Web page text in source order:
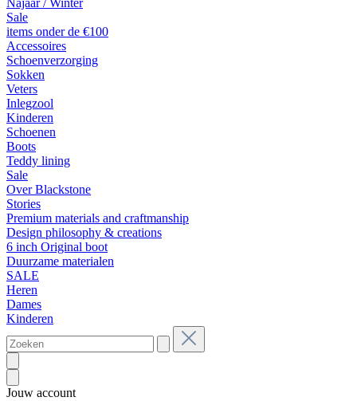
Najaar / Winter
Sale
items onder de €100
Accessoires
Schoenverzorging
Sokken
Veters
Inlegzool
Kinderen
Schoenen
Boots
Teddy lining
Sale
Over Blackstone
Stories
Premium materials and craftmanship
Design philosophy & creations
6 inch Original boot
Duurzame materialen
SALE
Heren
Dames
Kinderen
Jouw account